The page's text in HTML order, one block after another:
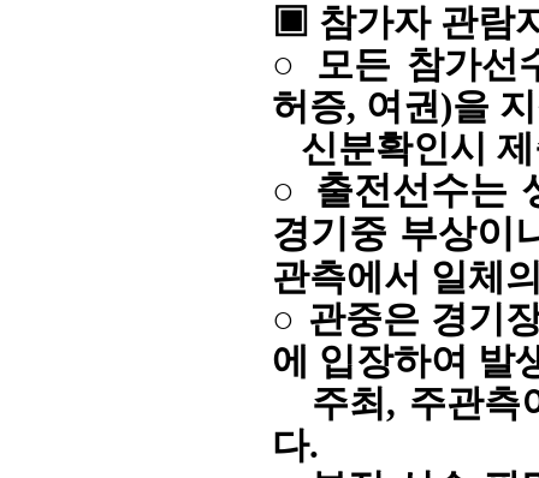
▣ 참가자 관람
○ 모든 참가선
허증, 여권)을
신분확인시
○ 출전선수는
경기중 부상이
관측에서 일체
○ 관중은 경기
에 입장하여 발
주최, 주관측
다.